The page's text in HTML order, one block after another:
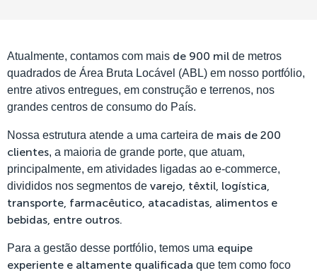
Atualmente, contamos com mais de 900 mil de metros
quadrados de Área Bruta Locável (ABL) em nosso portfólio,
entre ativos entregues, em construção e terrenos, nos
grandes centros de consumo do País.
Nossa estrutura atende a uma carteira de mais de 200
clientes, a maioria de grande porte, que atuam,
principalmente, em atividades ligadas ao e-commerce,
divididos nos segmentos de varejo, têxtil, logística,
transporte, farmacêutico, atacadistas, alimentos e
bebidas, entre outros.
Para a gestão desse portfólio, temos uma equipe
experiente e altamente qualificada que tem como foco